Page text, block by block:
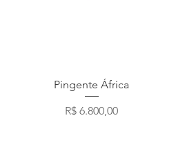
Visualização rápida
Pingente África
Preço
R$ 6.800,00